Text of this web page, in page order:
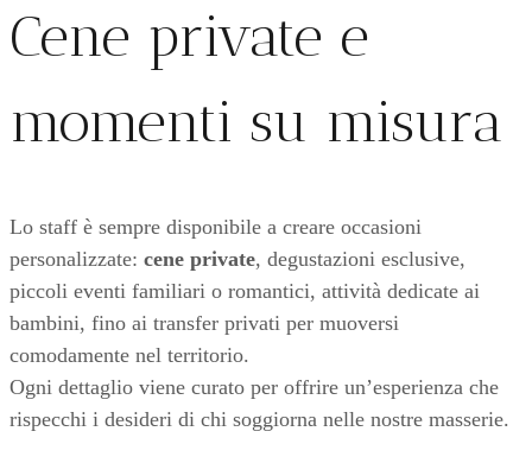
Cene private e
momenti su misura
Lo staff è sempre disponibile a creare occasioni
personalizzate: cene private, degustazioni esclusive,
piccoli eventi familiari o romantici, attività dedicate ai
bambini, fino ai transfer privati per muoversi
comodamente nel territorio.
Ogni dettaglio viene curato per offrire un’esperienza che
rispecchi i desideri di chi soggiorna nelle nostre masserie.